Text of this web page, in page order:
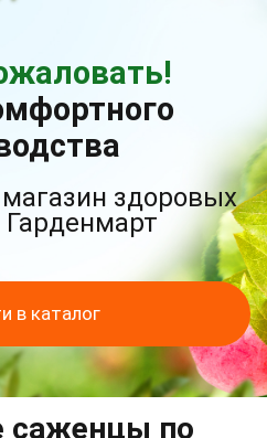
здоровых
Гарденмарт
в каталог
саженцы по